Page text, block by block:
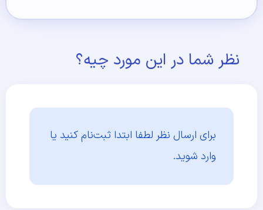
نظر شما در این مورد چیه؟
برای ارسال نظر لطفا ابتدا ثبت‌نام کنید یا
وارد شوید.